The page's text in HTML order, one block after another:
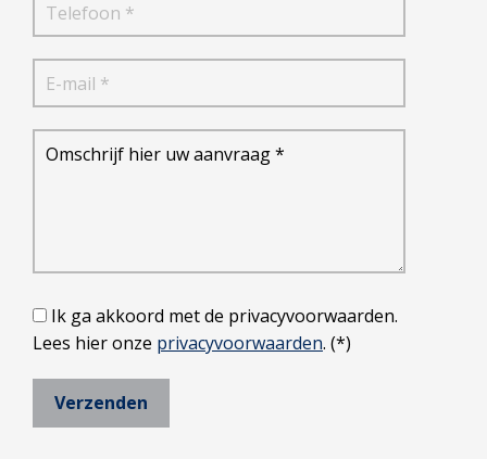
Ik ga akkoord met de privacyvoorwaarden.
Lees hier onze privacyvoorwaarden. (*)